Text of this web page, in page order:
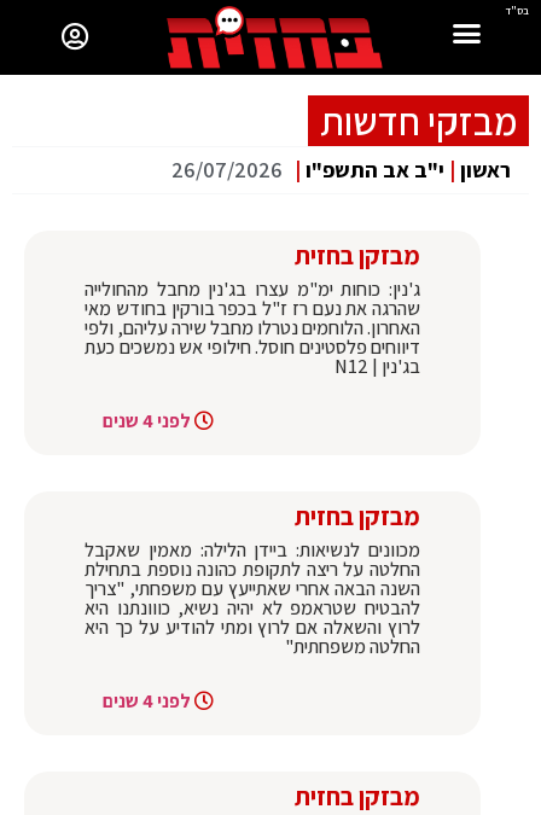
בס"ד
מבזקי חדשות
ראשון | י"ב אב התשפ"ו |
26/07/2026
מבזקן בחזית
ג'נין: כוחות ימ"מ עצרו בג'נין מחבל מהחולייה
שהרגה את נעם רז ז"ל בכפר בורקין בחודש מאי
האחרון. הלוחמים נטרלו מחבל שירה עליהם, ולפי
דיווחים פלסטינים חוסל. חילופי אש נמשכים כעת
בג'נין | N12
לפני 4 שנים
מבזקן בחזית
מכוונים לנשיאות: ביידן הלילה: מאמין שאקבל
החלטה על ריצה לתקופת כהונה נוספת בתחילת
השנה הבאה אחרי שאתייעץ עם משפחתי, "צריך
להבטיח שטראמפ לא יהיה נשיא, כווונתנו היא
לרוץ והשאלה אם לרוץ ומתי להודיע על כך היא
החלטה משפחתית"
לפני 4 שנים
מבזקן בחזית